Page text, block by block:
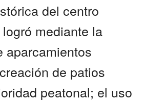
del centro
mediante la
aparcamientos
de patios
peatonal; el uso